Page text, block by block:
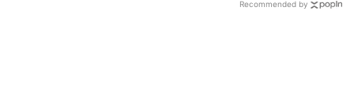
Recommended by